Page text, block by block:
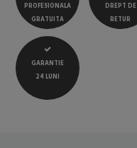
PROFESIONALA
GRATUITA
DREPT DE
RETUR
GARANTIE
24 LUNI